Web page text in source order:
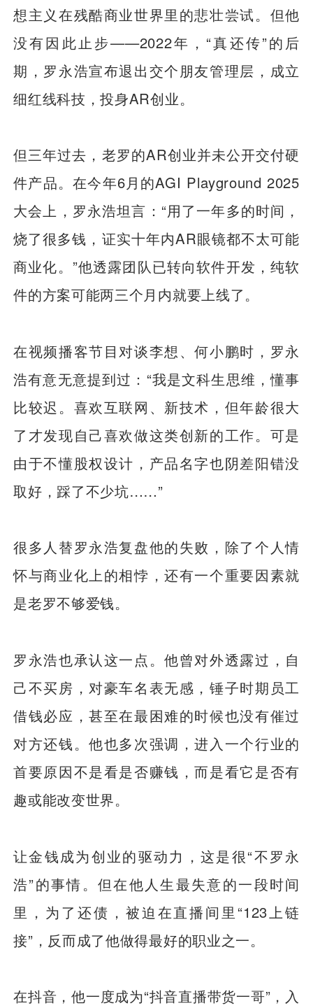
想主义在残酷商业世界里的悲壮尝试。但他
没有因此止步——2022年，“真还传”的后
期，罗永浩宣布退出交个朋友管理层，成立
细红线科技，投身AR创业。
但三年过去，老罗的AR创业并未公开交付硬
件产品。在今年6月的AGI Playground 2025
大会上，罗永浩坦言：“用了一年多的时间，
烧了很多钱，证实十年内AR眼镜都不太可能
商业化。”他透露团队已转向软件开发，纯软
件的方案可能两三个月内就要上线了。
在视频播客节目对谈李想、何小鹏时，罗永
浩有意无意提到过：“我是文科生思维，懂事
比较迟。喜欢互联网、新技术，但年龄很大
了才发现自己喜欢做这类创新的工作。可是
由于不懂股权设计，产品名字也阴差阳错没
取好，踩了不少坑……”
很多人替罗永浩复盘他的失败，除了个人情
怀与商业化上的相悖，还有一个重要因素就
是老罗不够爱钱。
罗永浩也承认这一点。他曾对外透露过，自
己不买房，对豪车名表无感，锤子时期员工
借钱必应，甚至在最困难的时候也没有催过
对方还钱。他也多次强调，进入一个行业的
首要原因不是看是否赚钱，而是看它是否有
趣或能改变世界。
让金钱成为创业的驱动力，这是很“不罗永
浩”的事情。但在他人生最失意的一段时间
里，为了还债，被迫在直播间里“123上链
接”，反而成了他做得最好的职业之一。
在抖音，他一度成为“抖音直播带货一哥”，入